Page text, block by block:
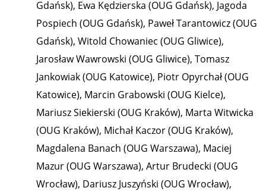
Gdańsk), Ewa Kędzierska (OUG Gdańsk), Jagoda
Pospiech (OUG Gdańsk), Paweł Tarantowicz (OUG
Gdańsk), Witold Chowaniec (OUG Gliwice),
Jarosław Wawrowski (OUG Gliwice), Tomasz
Jankowiak (OUG Katowice), Piotr Opyrchał (OUG
Katowice), Marcin Grabowski (OUG Kielce),
Mariusz Siekierski (OUG Kraków), Marta Witwicka
(OUG Kraków), Michał Kaczor (OUG Kraków),
Magdalena Banach (OUG Warszawa), Maciej
Mazur (OUG Warszawa), Artur Brudecki (OUG
Wrocław), Dariusz Juszyński (OUG Wrocław),